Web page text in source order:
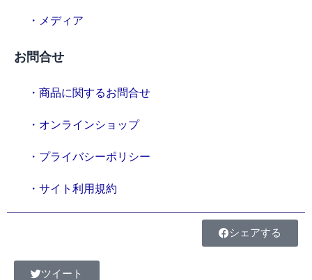
・メディア
お問合せ
・商品に関するお問合せ
・オンラインショップ
・プライバシーポリシー
・サイト利用規約
シェアする
ツイート